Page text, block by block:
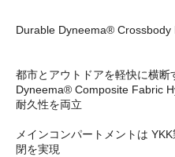
Durable Dyneema® Crossbody
都市とアウトドアを軽快に横
Dyneema® Composite Fabric
耐久性を両立
メインコンパートメントは
閉を実現